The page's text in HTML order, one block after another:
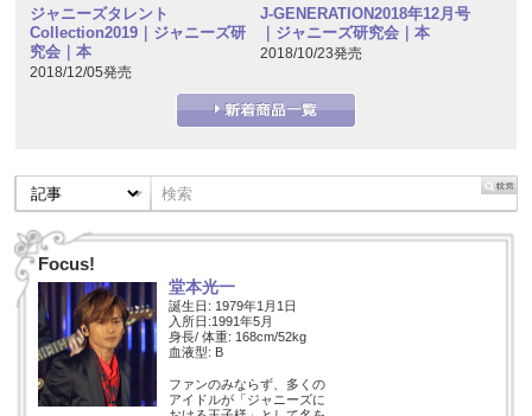
ジャニーズタレント
Collection2019｜ジャニーズ研
究会｜本
2018/12/05発売
J-GENERATION2018年12月号
｜ジャニーズ研究会｜本
2018/10/23発売
Focus!
堂本光一
誕生日: 1979年1月1日
入所日:1991年5月
身長/ 体重: 168cm/52kg
血液型: B
ファンのみならず、多くの
アイドルが「ジャニーズに